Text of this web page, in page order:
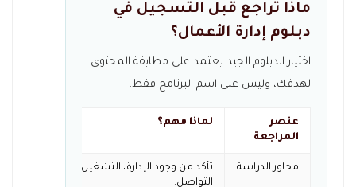
ماذا تراجع قبل التسجيل في
دبلوم إدارة الأعمال؟
اختيار الدبلوم الجيد يعتمد على مطابقة المحتوى
لهدفك، وليس على اسم البرنامج فقط.
عنصر
المراجعة
لماذا مهم؟
محاور الدراسة
تأكد من وجود الإدارة، التشغيل، الموارد
التواصل.